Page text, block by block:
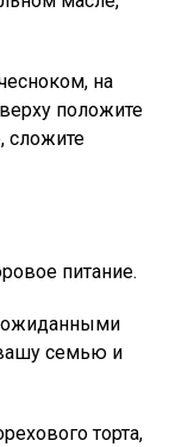
на
положите
сложите
питание.
семью и
торта,